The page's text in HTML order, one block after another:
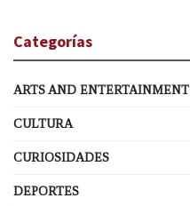
Categorías
ARTS AND ENTERTAINMENT
CULTURA
CURIOSIDADES
DEPORTES